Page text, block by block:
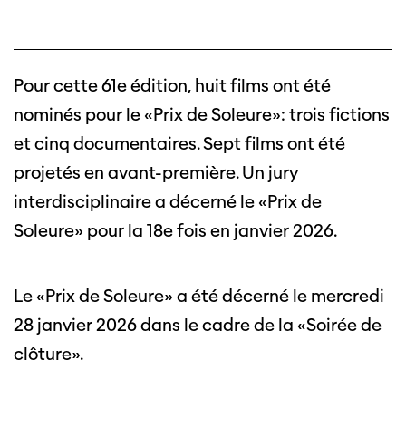
Pour cette 61e édition, huit films ont été
nominés pour le «Prix de Soleure»: trois fictions
et cinq documentaires. Sept films ont été
projetés en avant-première. Un jury
interdisciplinaire a décerné le «Prix de
Soleure» pour la 18e fois en janvier 2026.
Le «Prix de Soleure» a été décerné le mercredi
28 janvier 2026 dans le cadre de la «Soirée de
clôture».